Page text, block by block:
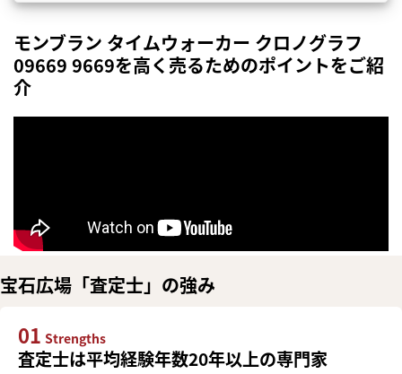
モンブラン タイムウォーカー クロノグラフ
09669 9669を高く売るためのポイントをご紹
介
宝石広場「査定士」の強み
01 Strengths
査定士は平均経験年数20年以上の専門家